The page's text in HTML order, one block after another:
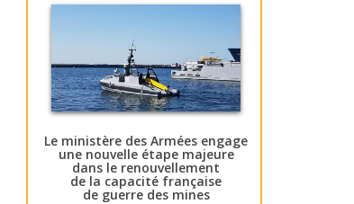
Le ministère des Armées engage
une nouvelle étape majeure
dans le renouvellement
de la capacité française
de guerre des mines